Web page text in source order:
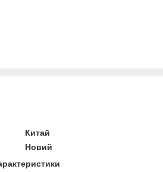
Китай
Новий